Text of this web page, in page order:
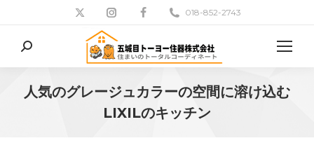
018-852-2743
検
索:
人気のグレージュカラーの空間に溶け込む
LIXILのキッチン